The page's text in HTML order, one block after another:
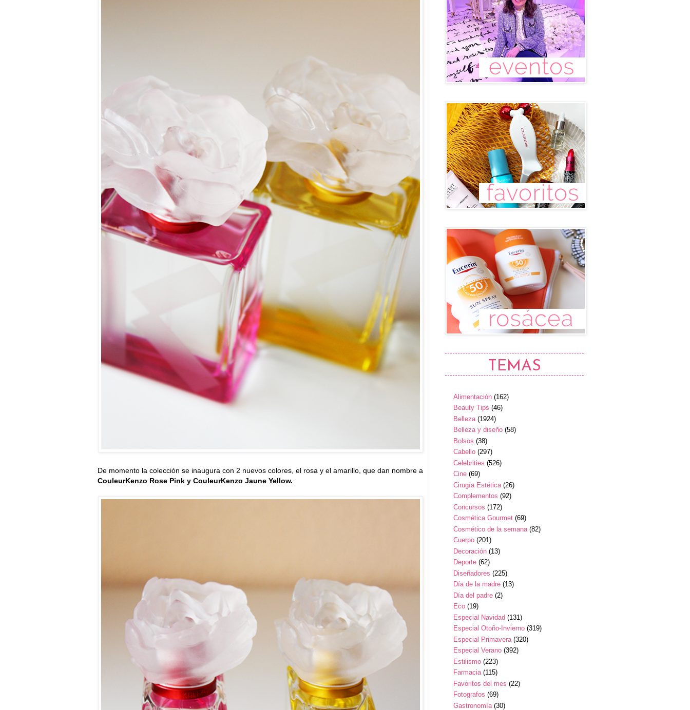
De momento la colección se inaugura con 2 nuevos colores, el rosa y el amarillo, que dan nombre a
CouleurKenzo Rose Pink y CouleurKenzo Jaune Yellow.
TEMAS
Alimentación (162)
Beauty Tips (46)
Belleza (1924)
Belleza y diseño (58)
Bolsos (38)
Cabello (297)
Celebrities (526)
Cine (69)
Cirugía Estética (26)
Complementos (92)
Concursos (172)
Cosmética Gourmet (69)
Cosmético de la semana (82)
Cuerpo (201)
Decoración (13)
Deporte (62)
Diseñadores (225)
Día de la madre (13)
Día del padre (2)
Eco (19)
Especial Navidad (131)
Especial Otoño-Invierno (319)
Especial Primavera (320)
Especial Verano (392)
Estilismo (223)
Farmacia (115)
Favoritos del mes (22)
Fotografos (69)
Gastronomía (30)